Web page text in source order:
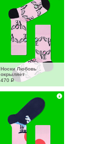
Носки Любовь
окрыляет
470 Р